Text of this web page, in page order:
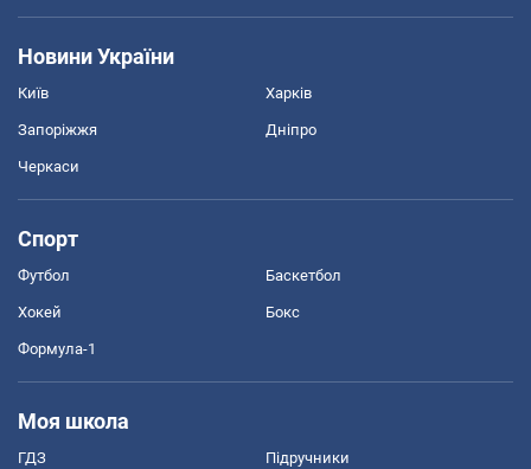
Новини України
Київ Харків
Запоріжжя Дніпро
Черкаси
Спорт
Футбол Баскетбол
Хокей Бокс
Формула-1
Моя школа
ГДЗ Підручники